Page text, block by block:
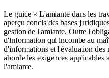
Le guide « L'amiante dans les
aperçu concis des bases
gestion de l'amiante. Outre
d'information qui incombe au
d'informations et l'évaluation des
aborde les exigences
l'amiante.